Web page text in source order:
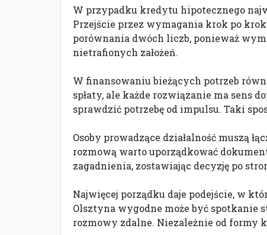
W przypadku kredytu hipotecznego
Przejście przez wymagania krok po
porównania dwóch liczb, ponieważ
nietrafionych założeń.
W finansowaniu bieżących potrzeb
spłaty, ale każde rozwiązanie ma sens
sprawdzić potrzebę od impulsu. Taki
Osoby prowadzące działalność muszą
rozmową warto uporządkować
zagadnienia, zostawiając decyzję po
Najwięcej porządku daje podejście, w
Olsztyna wygodne może być spotkanie
rozmowy zdalne. Niezależnie od formy